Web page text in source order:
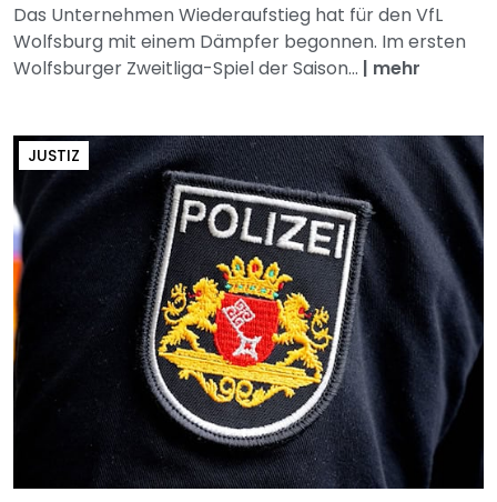
Das Unternehmen Wiederaufstieg hat für den VfL
Wolfsburg mit einem Dämpfer begonnen. Im ersten
Wolfsburger Zweitliga-Spiel der Saison... | mehr
JUSTIZ